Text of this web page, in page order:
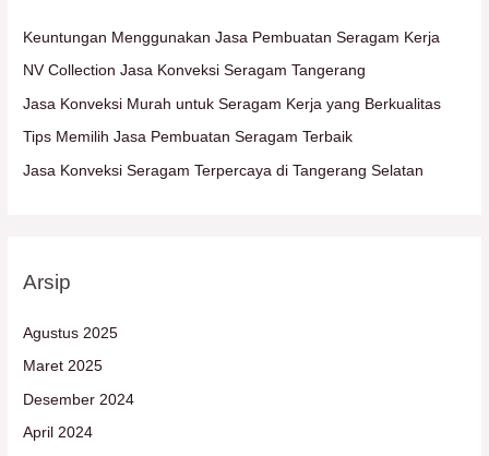
u
k
:
Keuntungan Menggunakan Jasa Pembuatan Seragam Kerja
NV Collection Jasa Konveksi Seragam Tangerang
Jasa Konveksi Murah untuk Seragam Kerja yang Berkualitas
Tips Memilih Jasa Pembuatan Seragam Terbaik
Jasa Konveksi Seragam Terpercaya di Tangerang Selatan
Arsip
Agustus 2025
Maret 2025
Desember 2024
April 2024